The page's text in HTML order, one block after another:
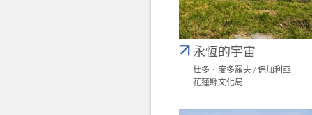
永恆的宇宙
杜多．度多羅夫 / 保加利亞
花蓮縣文化局